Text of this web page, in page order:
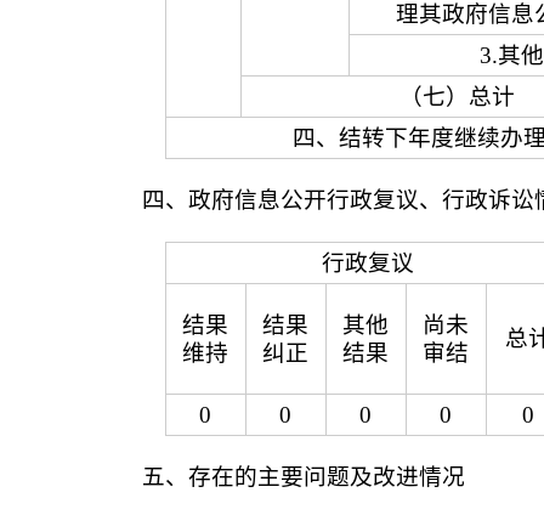
理其政府信息
3.其他
（七）总计
四、结转下年度继续办
四、政府信息公开行政复议、行政诉讼
行政复议
结果
维持
结果
纠正
其他
结果
尚未
审结
总
0 0 0 0 0
五、存在的主要问题及改进情况